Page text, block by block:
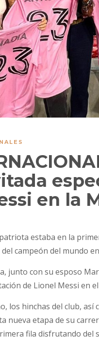
en la
estaba en la
campeón del mundo
junto con su esposo
de Lionel Messi en
los hinchas del club,
nueva etapa de su
fila disfrutando del